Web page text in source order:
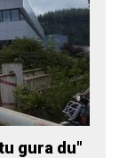
gura du"